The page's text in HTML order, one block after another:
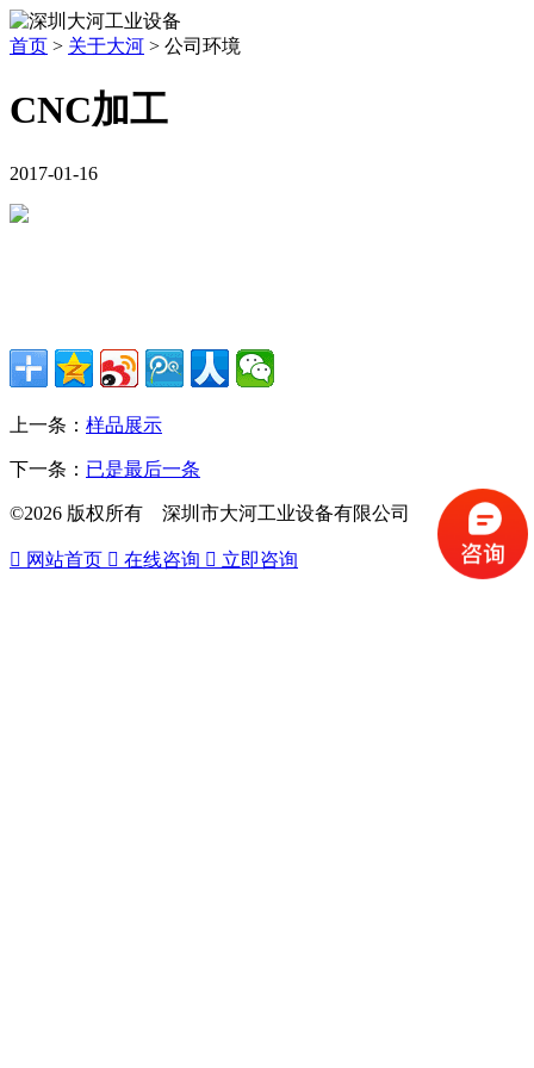
首页 > 关于大河 > 公司环境
CNC加工
2017-01-16
上一条： 样品展示
下一条： 已是最后一条
©2026 版权所有 深圳市大河工业设备有限公司
 网站首页  在线咨询  立即咨询